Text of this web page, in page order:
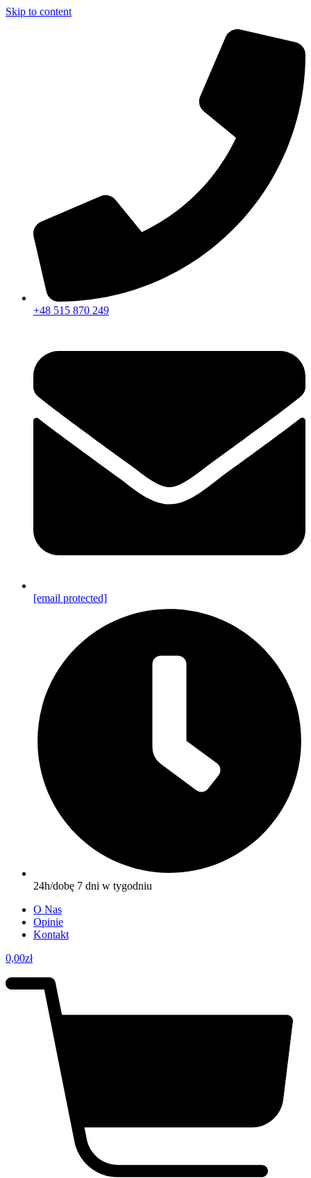
Skip to content
+48 515 870 249
[email protected]
24h/dobę 7 dni w tygodniu
O Nas
Opinie
Kontakt
0,00zł